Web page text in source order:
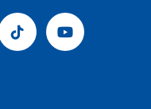
Tiktok Youtube